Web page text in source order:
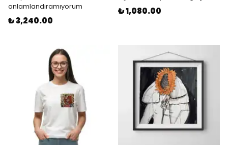
anlamlandıramıyorum
₺ 3,240.00
₺ 1,080.00